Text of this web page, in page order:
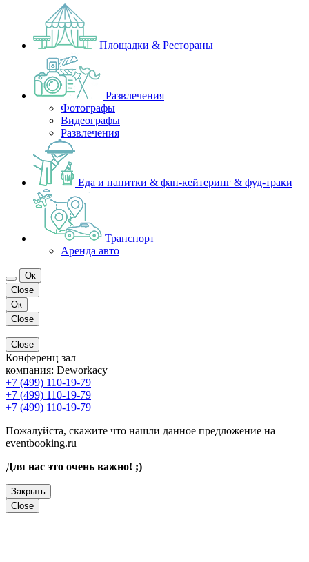
Площадки & Рестораны
Развлечения
Фотографы
Видеографы
Развлечения
Еда и напитки & фан-кейтеринг & фуд-траки
Транспорт
Аренда авто
Ок
Close
Ок
Close
Close
Конференц зал
компания: Deworkacy
+7 (499) 110-19-79
+7 (499) 110-19-79
+7 (499) 110-19-79
Пожалуйста, скажите что нашли данное предложение на
eventbooking.ru
Для нас это очень важно! ;)
Закрыть
Close